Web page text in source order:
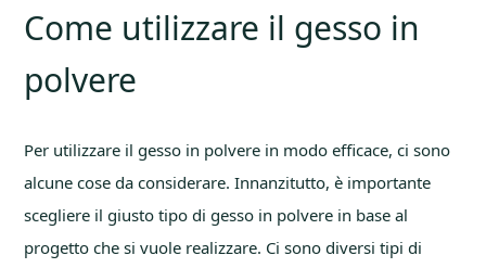
Come utilizzare il gesso in
polvere
Per utilizzare il gesso in polvere in modo efficace, ci sono
alcune cose da considerare. Innanzitutto, è importante
scegliere il giusto tipo di gesso in polvere in base al
progetto che si vuole realizzare. Ci sono diversi tipi di